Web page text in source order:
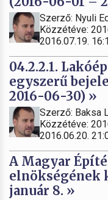
Szerző: Nyuli
Közzétéve:
2016.07.19.
04.2.2.1.
egyszerű
2016-06-30) »
Szerző: Baksa
Közzétéve:
2016.06.20.
A Magyar
elnökségének
január 8. »